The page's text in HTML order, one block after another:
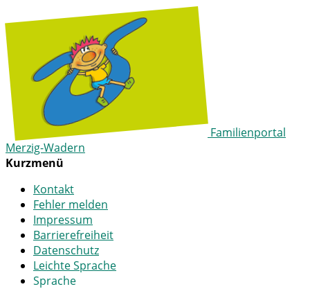
Familienportal
Merzig-Wadern
Kurzmenü
Kontakt
Fehler melden
Impressum
Barrierefreiheit
Datenschutz
Leichte Sprache
Sprache